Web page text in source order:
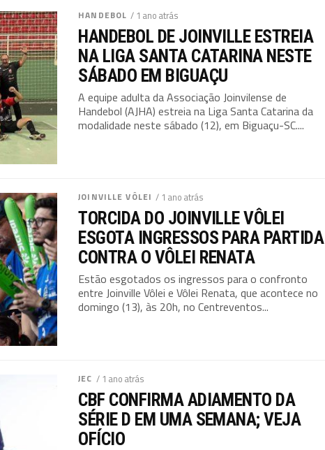
HANDEBOL / 1 ano atrás
HANDEBOL DE JOINVILLE ESTREIA
NA LIGA SANTA CATARINA NESTE
SÁBADO EM BIGUAÇU
A equipe adulta da Associação Joinvilense de
Handebol (AJHA) estreia na Liga Santa Catarina da
modalidade neste sábado (12), em Biguaçu-SC....
JOINVILLE VÔLEI / 1 ano atrás
TORCIDA DO JOINVILLE VÔLEI
ESGOTA INGRESSOS PARA PARTIDA
CONTRA O VÔLEI RENATA
Estão esgotados os ingressos para o confronto
entre Joinville Vôlei e Vôlei Renata, que acontece no
domingo (13), às 20h, no Centreventos...
JEC / 1 ano atrás
CBF CONFIRMA ADIAMENTO DA
SÉRIE D EM UMA SEMANA; VEJA
OFÍCIO